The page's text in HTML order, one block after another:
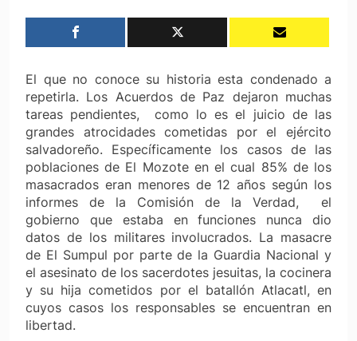
El que no conoce su historia esta condenado a
repetirla. Los Acuerdos de Paz dejaron muchas
tareas pendientes, como lo es el juicio de las
grandes atrocidades cometidas por el ejército
salvadoreño. Específicamente los casos de las
poblaciones de El Mozote en el cual 85% de los
masacrados eran menores de 12 años según los
informes de la Comisión de la Verdad, el
gobierno que estaba en funciones nunca dio
datos de los militares involucrados. La masacre
de El Sumpul por parte de la Guardia Nacional y
el asesinato de los sacerdotes jesuitas, la cocinera
y su hija cometidos por el batallón Atlacatl, en
cuyos casos los responsables se encuentran en
libertad.